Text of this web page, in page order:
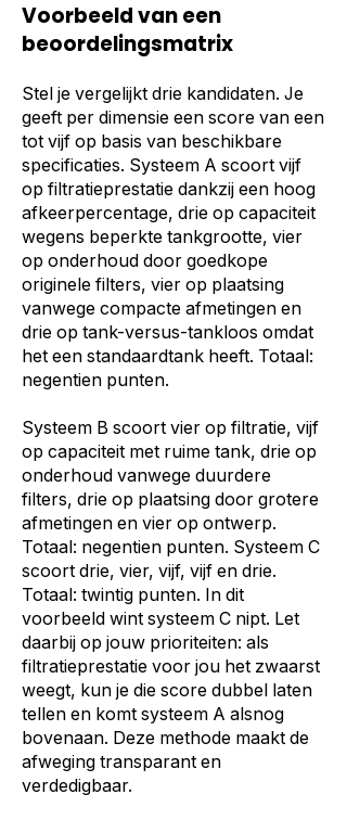
Voorbeeld van een
beoordelingsmatrix
Stel je vergelijkt drie kandidaten. Je
geeft per dimensie een score van een
tot vijf op basis van beschikbare
specificaties. Systeem A scoort vijf
op filtratieprestatie dankzij een hoog
afkeerpercentage, drie op capaciteit
wegens beperkte tankgrootte, vier
op onderhoud door goedkope
originele filters, vier op plaatsing
vanwege compacte afmetingen en
drie op tank-versus-tankloos omdat
het een standaardtank heeft. Totaal:
negentien punten.
Systeem B scoort vier op filtratie, vijf
op capaciteit met ruime tank, drie op
onderhoud vanwege duurdere
filters, drie op plaatsing door grotere
afmetingen en vier op ontwerp.
Totaal: negentien punten. Systeem C
scoort drie, vier, vijf, vijf en drie.
Totaal: twintig punten. In dit
voorbeeld wint systeem C nipt. Let
daarbij op jouw prioriteiten: als
filtratieprestatie voor jou het zwaarst
weegt, kun je die score dubbel laten
tellen en komt systeem A alsnog
bovenaan. Deze methode maakt de
afweging transparant en
verdedigbaar.